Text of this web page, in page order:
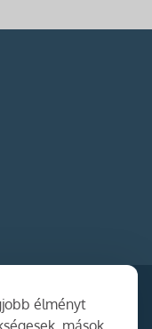
élményt
mások